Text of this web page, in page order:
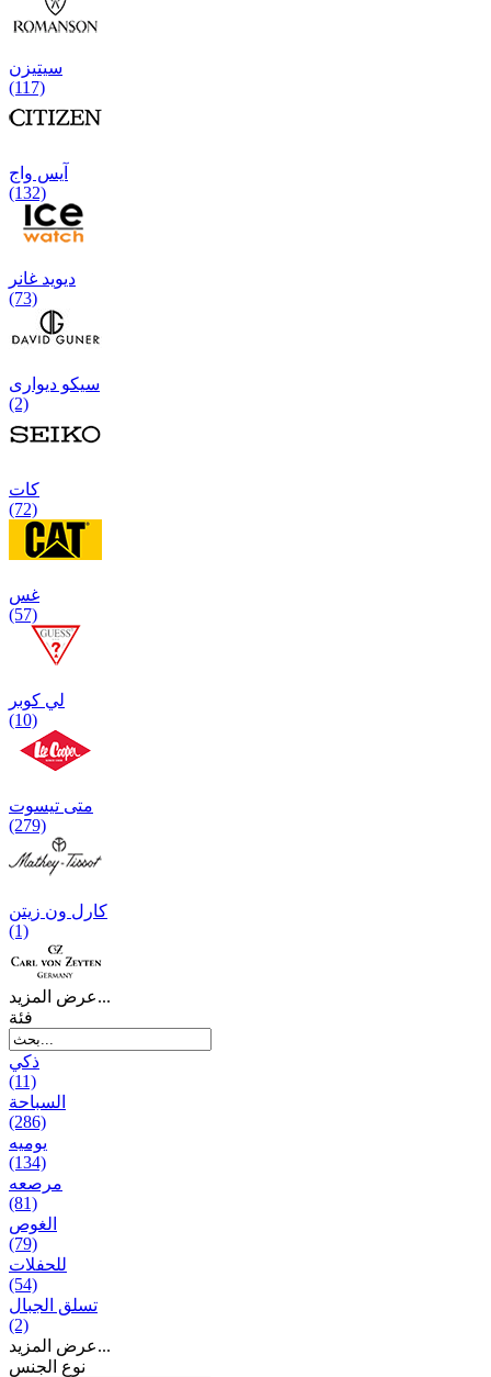
سیتیزن
(117)
آیس واج
(132)
دیوید غانر
(73)
سیکو دیواری
(2)
كات
(72)
غس
(57)
لي كوبر
(10)
متی تیسوت
(279)
کارل ون زیتن
(1)
عرض المزيد...
فئة
ذكي
(11)
السباحة
(286)
يومیه
(134)
مرصعه
(81)
الغوص
(79)
للحفلات
(54)
تسلق الجبال
(2)
عرض المزيد...
نوع الجنس